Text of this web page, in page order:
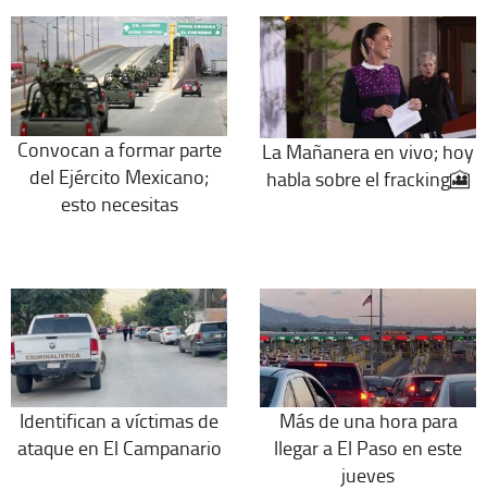
Convocan a formar parte
del Ejército Mexicano;
esto necesitas
La Mañanera en vivo; hoy
habla sobre el fracking🎦
Identifican a víctimas de
ataque en El Campanario
Más de una hora para
llegar a El Paso en este
jueves